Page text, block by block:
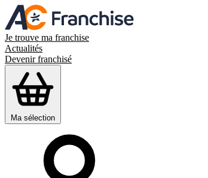
Je trouve ma franchise
Actualités
Devenir franchisé
Ma sélection